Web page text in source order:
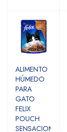
ALIMENTO
HÚMEDO
PARA
GATO
FELIX
POUCH
SENSACIONES